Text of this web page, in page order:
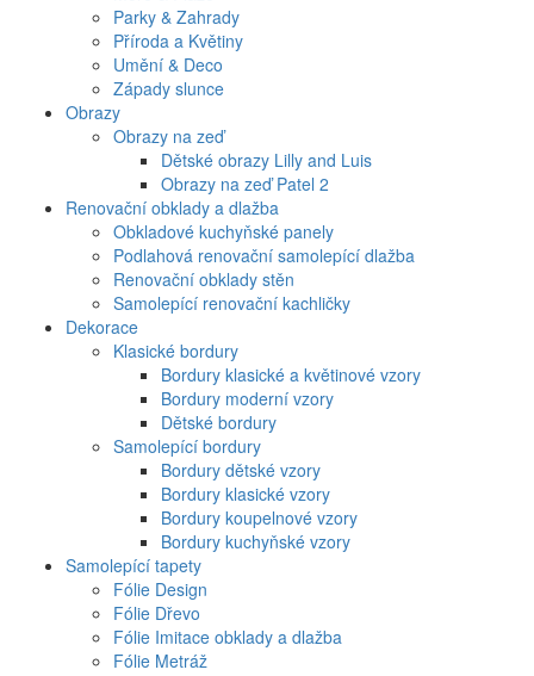
Parky & Zahrady
Příroda a Květiny
Umění & Deco
Západy slunce
Obrazy
Obrazy na zeď
Dětské obrazy Lilly and Luis
Obrazy na zeď Patel 2
Renovační obklady a dlažba
Obkladové kuchyňské panely
Podlahová renovační samolepící dlažba
Renovační obklady stěn
Samolepící renovační kachličky
Dekorace
Klasické bordury
Bordury klasické a květinové vzory
Bordury moderní vzory
Dětské bordury
Samolepící bordury
Bordury dětské vzory
Bordury klasické vzory
Bordury koupelnové vzory
Bordury kuchyňské vzory
Samolepící tapety
Fólie Design
Fólie Dřevo
Fólie Imitace obklady a dlažba
Fólie Metráž